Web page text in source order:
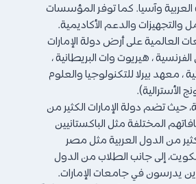
وآسيا. كما توفر المؤسسات
والتجهيزات والدعم الأكاديمية.
العالمية على أرض دولة الإمارات
، هيريوت وات البريطانية ،
، معهد بيرلا للتكنولوجيا والعلوم
الأسترالية).
حيث تضم دولة الإمارات الكثير من
المختلفة مثل الباكستانيين
من الدول العربية مثل مصر
إلى جانب الطلاب من الدول
يدرسون في جامعات الإمارات.